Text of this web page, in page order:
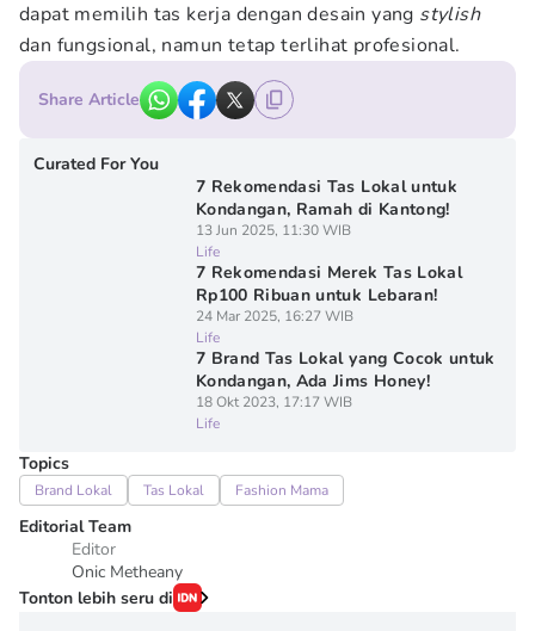
dapat memilih tas kerja dengan desain yang stylish
dan fungsional, namun tetap terlihat profesional.
Share Article
Curated For You
7 Rekomendasi Tas Lokal untuk
Kondangan, Ramah di Kantong!
13 Jun 2025, 11:30 WIB
Life
7 Rekomendasi Merek Tas Lokal
Rp100 Ribuan untuk Lebaran!
24 Mar 2025, 16:27 WIB
Life
7 Brand Tas Lokal yang Cocok untuk
Kondangan, Ada Jims Honey!
18 Okt 2023, 17:17 WIB
Life
Topics
Brand Lokal Tas Lokal Fashion Mama
Editorial Team
Editor
Onic Metheany
Tonton lebih seru di